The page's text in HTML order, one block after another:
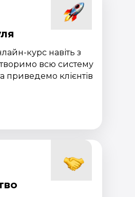
курс навіть з
Створимо всю систему
приведемо клієнтів